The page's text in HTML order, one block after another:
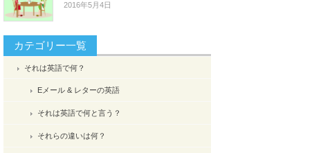
2016年5月4日
カテゴリー一覧
それは英語で何？
Eメール & レターの英語
それは英語で何と言う？
それらの違いは何？